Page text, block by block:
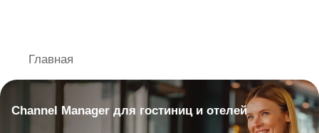
Главная
Channel Manager для гостиниц и отелей